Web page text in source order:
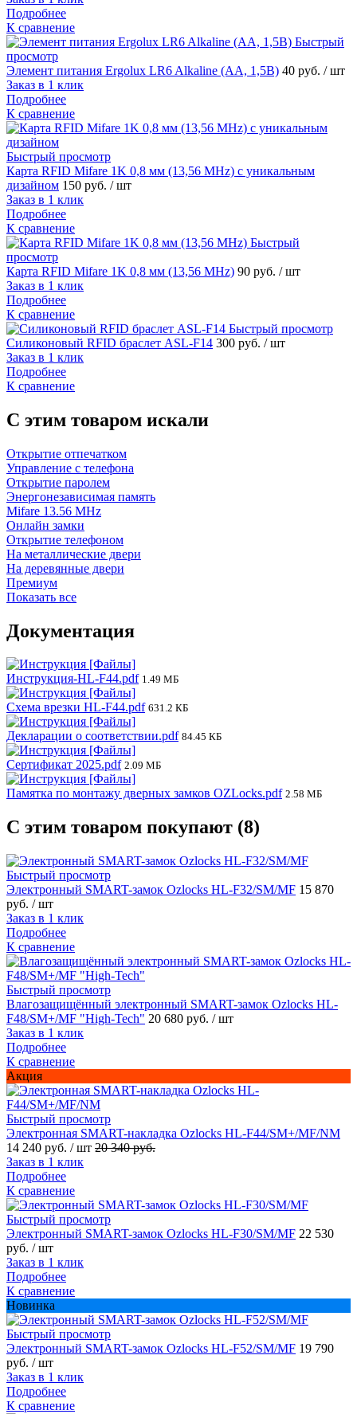
Подробнее
К сравнение
Быстрый
просмотр
Элемент питания Ergolux LR6 Alkaline (AA, 1,5В) 40 руб. / шт
Заказ в 1 клик
Подробнее
К сравнение
Быстрый просмотр
Карта RFID Mifare 1K 0,8 мм (13,56 MHz) с уникальным
дизайном 150 руб. / шт
Заказ в 1 клик
Подробнее
К сравнение
Быстрый
просмотр
Карта RFID Mifare 1K 0,8 мм (13,56 MHz) 90 руб. / шт
Заказ в 1 клик
Подробнее
К сравнение
Быстрый просмотр
Силиконовый RFID браслет ASL-F14 300 руб. / шт
Заказ в 1 клик
Подробнее
К сравнение
C этим товаром искали
Открытие отпечатком
Управление с телефона
Открытие паролем
Энергонезависимая память
Mifare 13.56 MHz
Онлайн замки
Открытие телефоном
На металлические двери
На деревянные двери
Премиум
Показать все
Документация
Инструкция-HL-F44.pdf 1.49 МБ
Схема врезки HL-F44.pdf 631.2 КБ
Декларации о соответствии.pdf 84.45 КБ
Сертификат 2025.pdf 2.09 МБ
Памятка по монтажу дверных замков OZLocks.pdf 2.58 МБ
С этим товаром покупают (8)
Быстрый просмотр
Электронный SMART-замок Ozlocks HL-F32/SM/MF 15 870
руб. / шт
Заказ в 1 клик
Подробнее
К сравнение
Быстрый просмотр
Влагозащищённый электронный SMART-замок Ozlocks HL-
F48/SM+/MF "High-Tech" 20 680 руб. / шт
Заказ в 1 клик
Подробнее
К сравнение
Акция
Быстрый просмотр
Электронная SMART-накладка Ozlocks HL-F44/SM+/MF/NM
14 240 руб. / шт 20 340 руб.
Заказ в 1 клик
Подробнее
К сравнение
Быстрый просмотр
Электронный SMART-замок Ozlocks HL-F30/SM/MF 22 530
руб. / шт
Заказ в 1 клик
Подробнее
К сравнение
Новинка
Быстрый просмотр
Электронный SMART-замок Ozlocks HL-F52/SM/MF 19 790
руб. / шт
Заказ в 1 клик
Подробнее
К сравнение